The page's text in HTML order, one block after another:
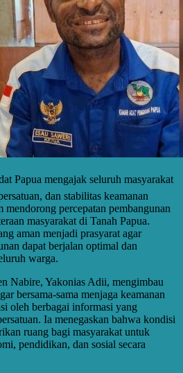
Papua mengajak seluruh masyarakat
dan stabilitas keamanan
mendorong percepatan pembangunan
masyarakat di Tanah Papua.
aman menjadi prasyarat agar
dapat berjalan optimal dan
warga.
Nabire, Yakonias Adii, mengimbau
bersama-sama menjaga keamanan
oleh berbagai informasi yang
Ia menegaskan bahwa kondisi
ruang bagi masyarakat untuk
pendidikan, dan sosial secara